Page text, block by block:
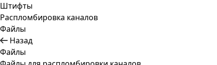
Штифты
Распломбировка каналов
Файлы
Назад
Файлы